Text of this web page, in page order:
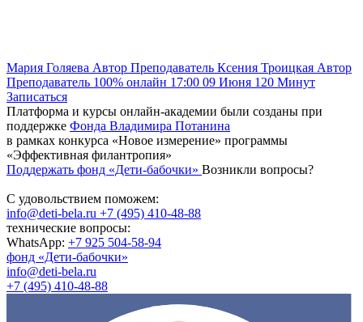
Мария Голяева Автор Преподаватель Ксения Троицкая Автор
Преподаватель 100% онлайн 17:00 09 Июня 120 Минут
Записаться
Платформа и курсы онлайн-академии были созданы при
поддержке Фонда Владимира Потанина
в рамках конкурса «Новое измерение» программы
«Эффективная филантропия»
Поддержать фонд «Дети-бабочки» Возникли вопросы?
С удовольствием поможем:
info@deti-bela.ru +7 (495) 410-48-88
технические вопросы:
WhatsApp: +7 925 504-58-94
фонд «Дети-бабочки»
info@deti-bela.ru
+7 (495) 410-48-88